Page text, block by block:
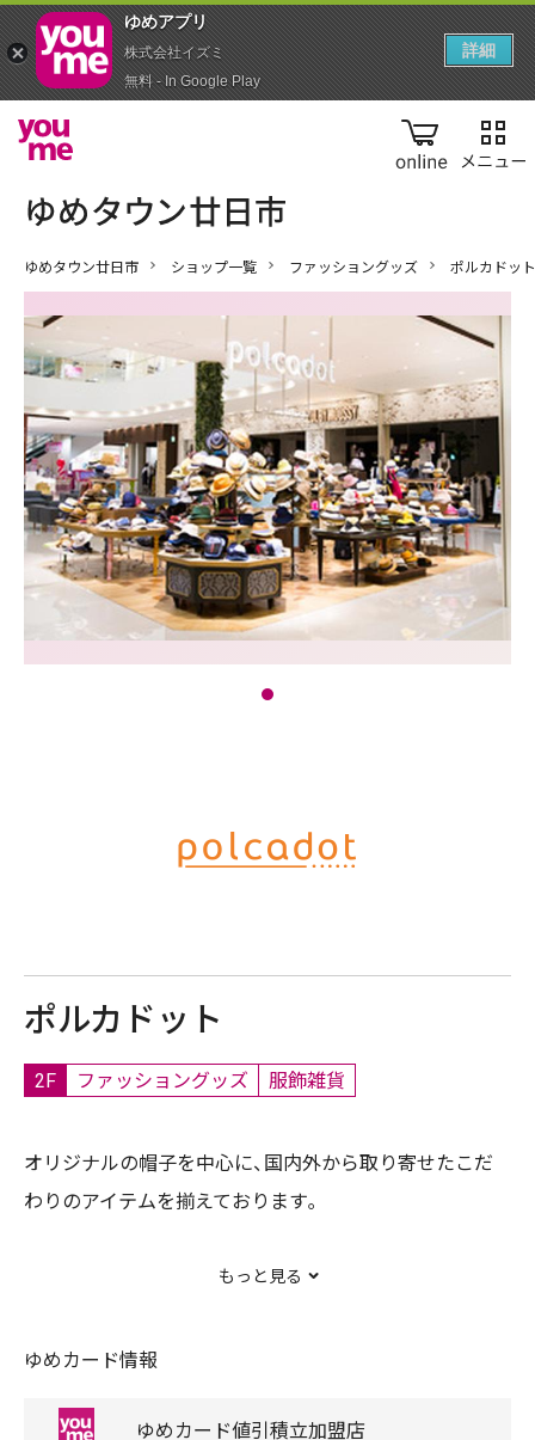
online
ゆめタウン廿日市 ショップ一覧 ファッショングッズ ポルカドット
ポルカドット
2F ファッショングッズ 服飾雑貨
オリジナルの帽子を中心に、国内外から取り寄せたこだ
わりのアイテムを揃えております｡
キャッシュレス
取扱商品
もっと見る
ゆめカード情報
ゆめカード値引積立加盟店
ゆめアプ‪リ‬
株式会社イズミ
無料 - In Google Play
詳細